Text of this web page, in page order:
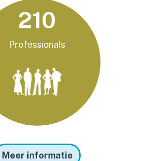
210
Professionals
Meer informatie